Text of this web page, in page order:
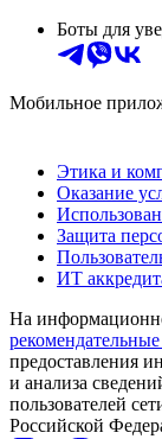
Боты для
Мобильное
Этика и
Оказание
Защита
ИТ
На
предоставления
и анализа
пользователей
Российской